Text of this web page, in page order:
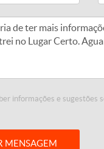
informações e sugestões
MENSAGEM